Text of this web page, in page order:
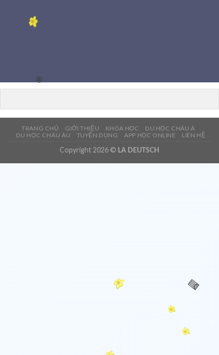
TRANG CHỦ GIỚI THIỆU KHÓA HỌC
DU HỌC CHÂU Á
DU HỌC CHÂU ÂU
TUYỂN DỤNG APP HỌC ONLINE LIÊN HỆ
Copyright 2026 © LA DEUTSCH